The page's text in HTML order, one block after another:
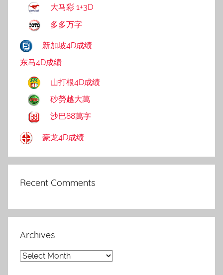
大马彩 1+3D
多多万字
新加坡4D成绩
东马4D成绩
山打根4D成绩
砂勞越大萬
沙巴88萬字
豪龙4D成绩
Recent Comments
Archives
Archives